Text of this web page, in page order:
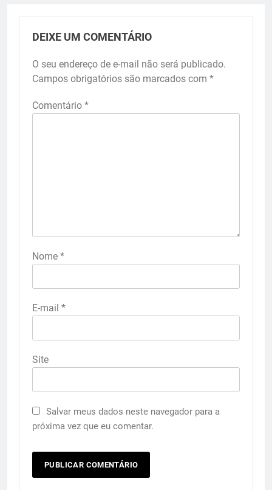
DEIXE UM COMENTÁRIO
O seu endereço de e-mail não será publicado.
Campos obrigatórios são marcados com *
Comentário *
Nome *
E-mail *
Site
Salvar meus dados neste navegador para a
próxima vez que eu comentar.